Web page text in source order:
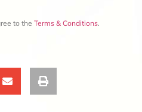
to the Terms & Conditions.